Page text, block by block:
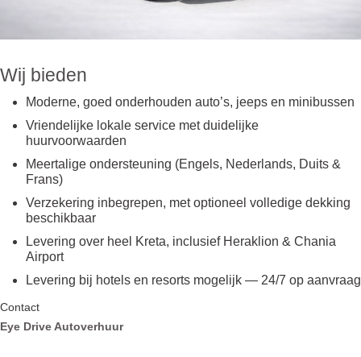
Wij bieden
Moderne, goed onderhouden auto’s, jeeps en minibussen
Vriendelijke lokale service met duidelijke
huurvoorwaarden
Meertalige ondersteuning (Engels, Nederlands, Duits &
Frans)
Verzekering inbegrepen, met optioneel volledige dekking
beschikbaar
Levering over heel Kreta, inclusief Heraklion & Chania
Airport
Levering bij hotels en resorts mogelijk — 24/7 op aanvraag
Contact
Eye Drive Autoverhuur